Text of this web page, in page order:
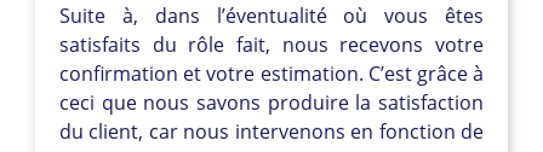
Suite à, dans l’éventualité où vous êtes
satisfaits du rôle fait, nous recevons votre
confirmation et votre estimation. C’est grâce à
ceci que nous savons produire la satisfaction
du client, car nous intervenons en fonction de